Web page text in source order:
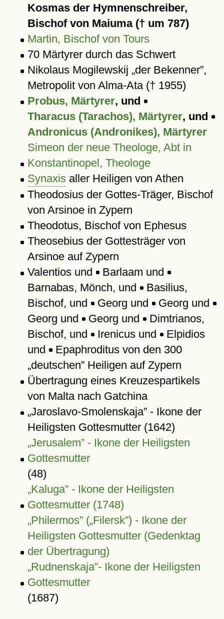
Kosmas der Hymnenschreiber,
Bischof von Maiuma († um 787)
Martin, Bischof von Tours
70 Märtyrer durch das Schwert
Nikolaus Mogilewskij der Bekenner ,
Metropolit von Alma-Ata († 1955)
Probus, Märtyrer, und
Tharacus (Tarachos), Märtyrer, und
Andronicus (Andronikes), Märtyrer
Simeon der neue Theologe, Abt in
Konstantinopel, Theologe
Synaxisaller Heiligen von Athen
Theodosius der Gottes-Träger, Bischof
von Arsinoe in Zypern
Theodotus, Bischof von Ephesus
Theosebius der Gottesträger von
Arsinoe auf Zypern
Valentios und Barlaam und
Barnabas, Mönch, und Basilius,
Bischof, und Georg und Georg und
Georg und Georg und Dimtrianos,
Bischof, und Irenicus und Elpidios
und Epaphroditus von den 300
deutschen Heiligen auf Zypern
Übertragung eines Kreuzespartikels
von Malta nach Gatchina
Jaroslavo-Smolenskaja - Ikone der
Heiligsten Gottesmutter (1642)
Jerusalem - Ikone der Heiligsten
Gottesmutter
(48)
Kaluga - Ikone der Heiligsten
Gottesmutter (1748)
Philermos ( Filersk ) - Ikone der
Heiligsten Gottesmutter (Gedenktag
der Übertragung)
Rudnenskaja - Ikone der Heiligsten
Gottesmutter
(1687)